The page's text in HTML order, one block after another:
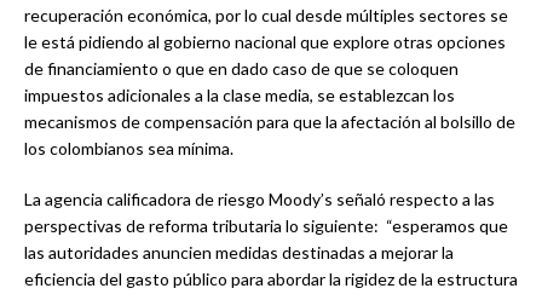
recuperación económica, por lo cual desde múltiples sectores se
le está pidiendo al gobierno nacional que explore otras opciones
de financiamiento o que en dado caso de que se coloquen
impuestos adicionales a la clase media, se establezcan los
mecanismos de compensación para que la afectación al bolsillo de
los colombianos sea mínima.
La agencia calificadora de riesgo Moody’s señaló respecto a las
perspectivas de reforma tributaria lo siguiente: “esperamos que
las autoridades anuncien medidas destinadas a mejorar la
eficiencia del gasto público para abordar la rigidez de la estructura